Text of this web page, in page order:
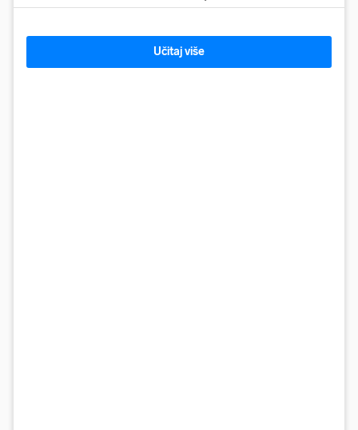
Učitaj više